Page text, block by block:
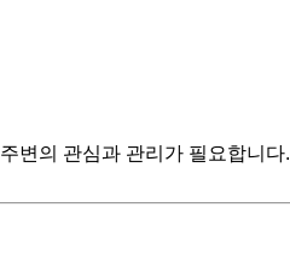
주변의 관심과 관리가 필요합니다.